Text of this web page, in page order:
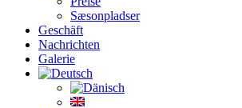
Sæsonpladser
Geschäft
Nachrichten
Galerie